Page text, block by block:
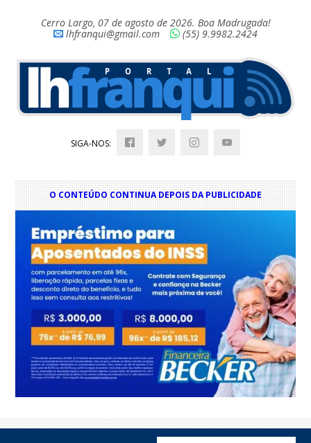
Cerro Largo, 07 de agosto de 2026. Boa Madrugada!
lhfranqui@gmail.com
(55) 9.9982.2424
SIGA-NOS:
O CONTEÚDO CONTINUA DEPOIS DA PUBLICIDADE